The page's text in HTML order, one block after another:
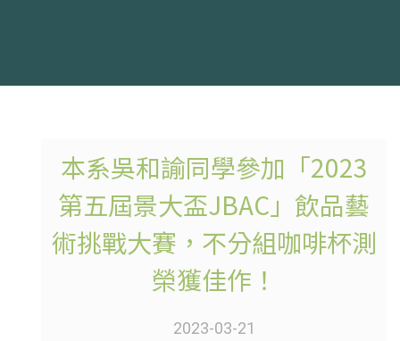
本系吳和諭同學參加「2023
第五屆景大盃JBAC」飲品藝
術挑戰大賽，不分組咖啡杯測
榮獲佳作！
2023-03-21